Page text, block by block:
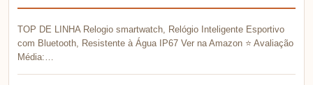
TOP DE LINHA Relogio smartwatch, Relógio Inteligente Esportivo
com Bluetooth, Resistente à Água IP67 Ver na Amazon ⭐ Avaliação
Média:…